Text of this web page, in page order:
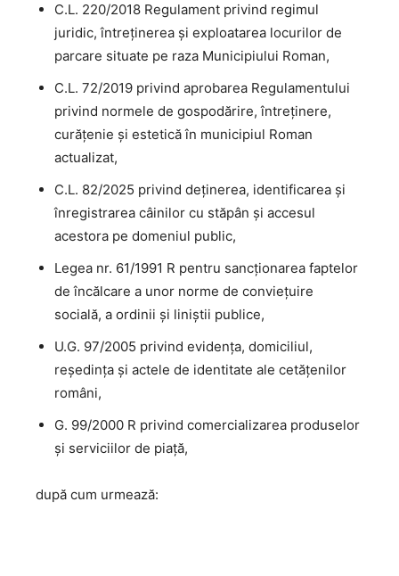
C.L. 220/2018 Regulament privind regimul
juridic, întreţinerea şi exploatarea locurilor de
parcare situate pe raza Municipiului Roman,
C.L. 72/2019 privind aprobarea Regulamentului
privind normele de gospodărire, întreţinere,
curăţenie şi estetică în municipiul Roman
actualizat,
C.L. 82/2025 privind deținerea, identificarea și
înregistrarea câinilor cu stăpân și accesul
acestora pe domeniul public,
Legea nr. 61/1991 R pentru sancţionarea faptelor
de încălcare a unor norme de convieţuire
socială, a ordinii şi liniştii publice,
U.G. 97/2005 privind evidenţa, domiciliul,
reşedinţa şi actele de identitate ale cetăţenilor
români,
G. 99/2000 R privind comercializarea produselor
şi serviciilor de piaţă,
după cum urmează: